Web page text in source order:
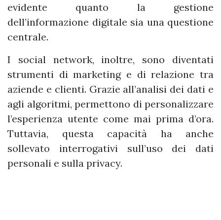
evidente quanto la gestione
dell’informazione digitale sia una questione
centrale.
I social network, inoltre, sono diventati
strumenti di marketing e di relazione tra
aziende e clienti. Grazie all’analisi dei dati e
agli algoritmi, permettono di personalizzare
l’esperienza utente come mai prima d’ora.
Tuttavia, questa capacità ha anche
sollevato interrogativi sull’uso dei dati
personali e sulla privacy.